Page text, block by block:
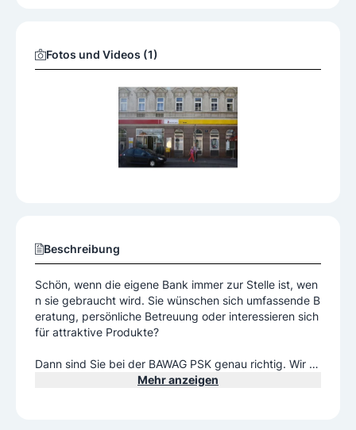
Fotos und Videos (1)
Beschreibung
Schön, wenn die eigene Bank immer zur Stelle ist, wen
n sie gebraucht wird. Sie wünschen sich umfassende B
eratung, persönliche Betreuung oder interessieren sich
für attraktive Produkte?
Dann sind Sie bei der BAWAG PSK genau richtig. Wir st
ellen Ihnen einen kompetenten Ansprechpartner zur Se
Mehr anzeigen